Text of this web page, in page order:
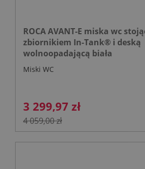
ROCA AVANT-E miska wc
zbiornikiem In-Tank® i deską
wolnoopadającą biała
Miski WC
3 299,97 zł
4 059,00 zł